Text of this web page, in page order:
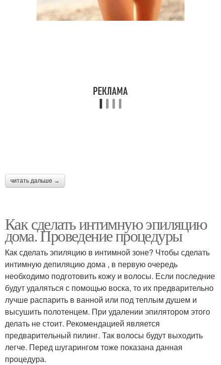
читать дальше →
Как сделать интимную эпиляцию
дома. Проведение процедуры
Как сделать эпиляцию в интимной зоне? Чтобы сделать
интимную депиляцию дома , в первую очередь
необходимо подготовить кожу и волосы. Если последние
будут удаляться с помощью воска, то их предварительно
лучше распарить в ванной или под теплым душем и
высушить полотенцем. При удалении эпилятором этого
делать не стоит. Рекомендацией является
предварительный пилинг. Так волосы будут выходить
легче. Перед шугарингом тоже показана данная
процедура.